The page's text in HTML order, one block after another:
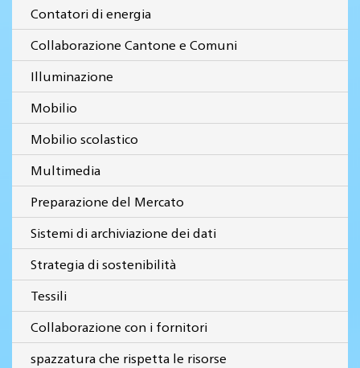
Contatori di energia
Collaborazione Cantone e Comuni
Illuminazione
Mobilio
Mobilio scolastico
Multimedia
Preparazione del Mercato
Sistemi di archiviazione dei dati
Strategia di sostenibilità
Tessili
Collaborazione con i fornitori
spazzatura che rispetta le risorse